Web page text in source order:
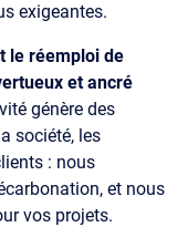
exigeantes.
le réemploi de
et ancré
génère des
société, les
: nous
et nous
vos projets.